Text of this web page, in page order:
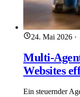
24. Mai 2026 ·
Multi-
Websites
Ein steuernder